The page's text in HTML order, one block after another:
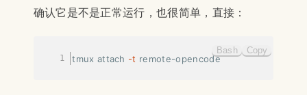
确认它是不是正常运行，也很简单，直接：
tmux attach -t remote-opencode
Bash Copy